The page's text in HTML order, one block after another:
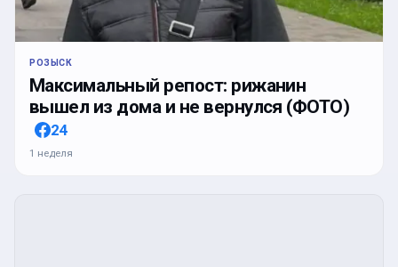
РОЗЫСК
Максимальный репост: рижанин
вышел из дома и не вернулся (ФОТО)
24
1 неделя